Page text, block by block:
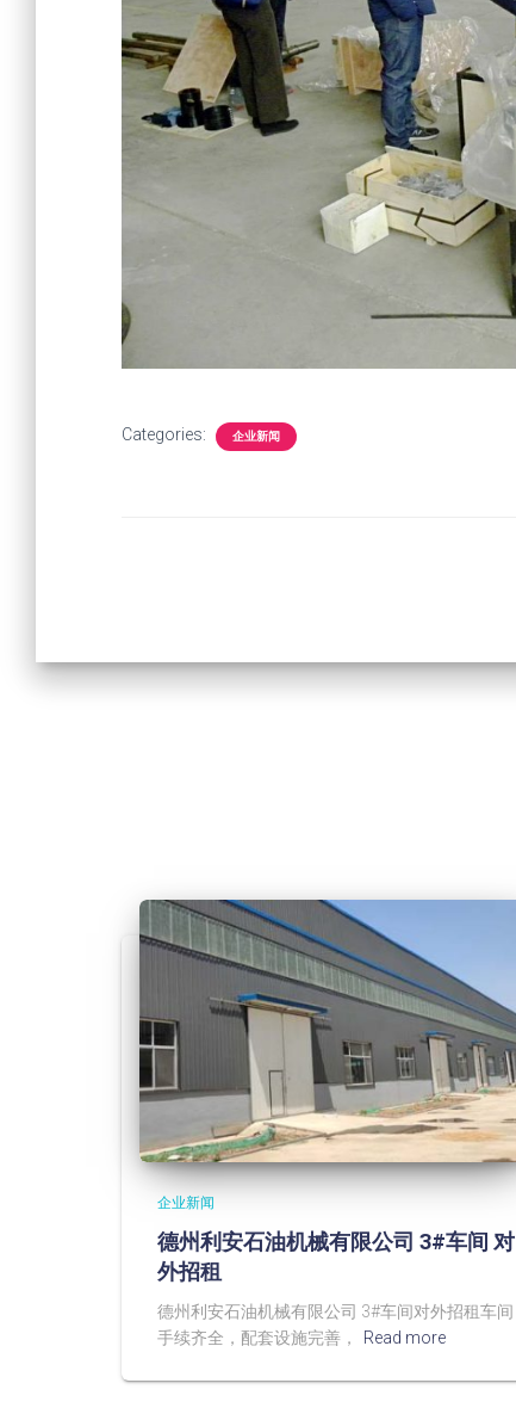
Categories: 企业新闻
企业新闻
德州利安石油机械有限公司 3#车间 对
外招租
德州利安石油机械有限公司 3#车间对外招租车间
手续齐全，配套设施完善，
Read more